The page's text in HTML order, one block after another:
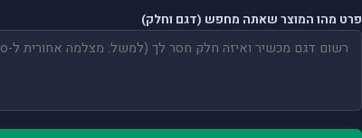
פרט מהו המוצר שאתה מחפש (דגם וחלק)